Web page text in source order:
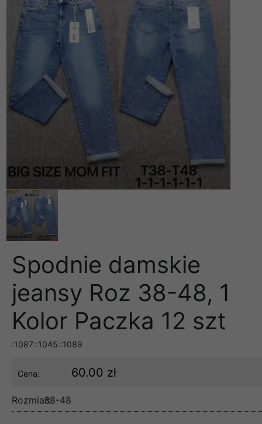
Spodnie damskie
jeansy Roz 38-48, 1
Kolor Paczka 12 szt
:1087::1045::1089
Cena: 60.00 zł
Rozmiar:38-48